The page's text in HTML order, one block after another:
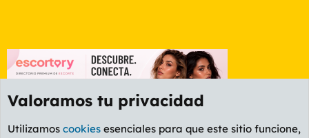
Valoramos tu privacidad
Utilizamos cookies esenciales para que este sitio funcione,